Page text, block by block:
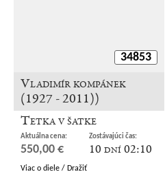
34853
Vladimír kompánek
(1927 - 2011))
Tetka v šatke
Aktuálna cena:
550,00 €
Zostávajúci čas:
10 dní 02:10
Viac o diele / Dražiť